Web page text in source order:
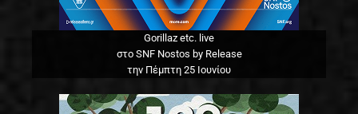
Gorillaz etc. live
στο SNF Nostos by Release
την Πέμπτη 25 Ιουνίου